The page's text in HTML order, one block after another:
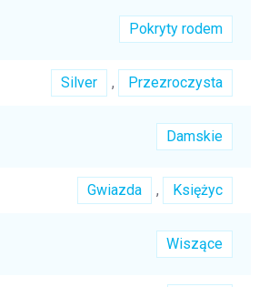
Pokryty rodem
Silver , Przezroczysta
Damskie
Gwiazda , Księżyc
Wiszące